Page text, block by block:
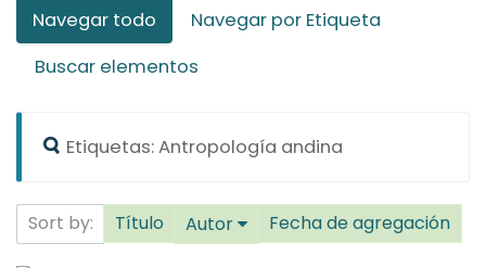
Navegar todo
Navegar por Etiqueta
Buscar elementos
Etiquetas: Antropología andina
Sort by: Título Autor Fecha de agregación